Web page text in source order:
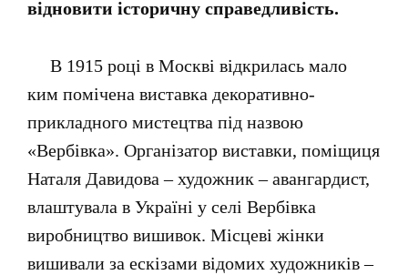
відновити історичну справедливість.
В 1915 році в Москві відкрилась мало
ким помічена виставка декоративно-
прикладного мистецтва під назвою
«Вербівка». Організатор виставки, поміщиця
Наталя Давидова – художник – авангардист,
влаштувала в Україні у селі Вербівка
виробництво вишивок. Місцеві жінки
вишивали за ескізами відомих художників –